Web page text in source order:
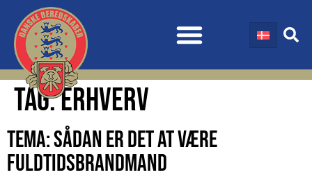
TAG:ERHVERV
TEMA: SÅDAN ER DET AT VÆRE
FULDTIDSBRANDMAND